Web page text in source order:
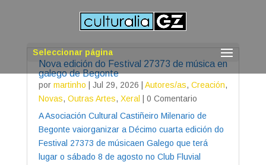
Seleccionar página
Nova edición do Festival 27373 de música en
galego de Begonte
por martinho Jul 29, 2026 Autores/as, Creación,
Novas, Outras Artes, Xeral
| 0 Comentario
A Asociación Cultural Castiñeiro Milenario de
Begonte vaiorganizar a Décimo cuarta edición do
Festival 27373 de músicaen Galego que terá
lugar o sábado 8 de agosto no Club Fluvial